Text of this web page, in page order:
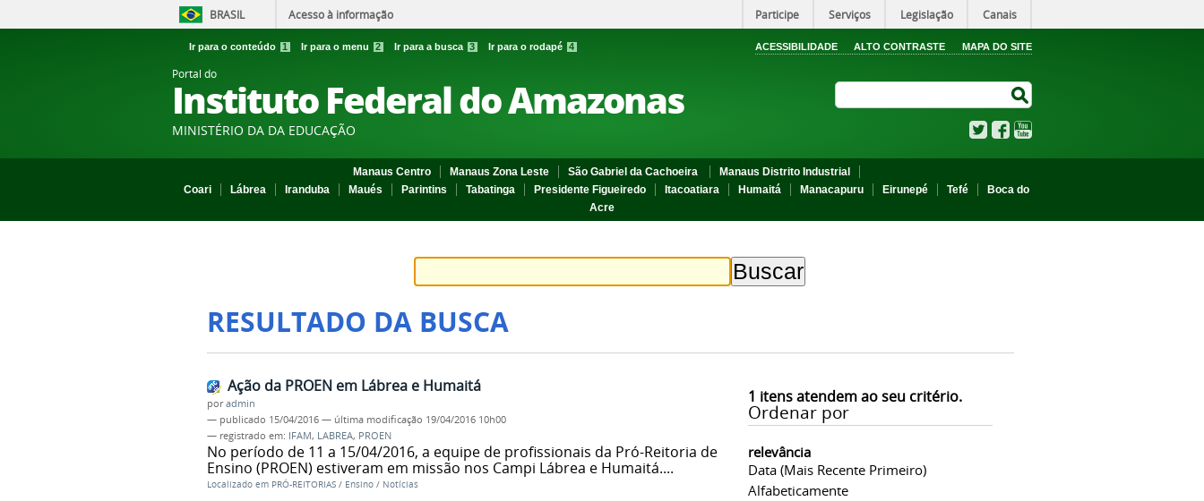
BRASIL Acesso à informação Participe Serviços Legislação Canais
Ir para o conteúdo 1 Ir para o menu 2 Ir para a busca 3 Ir para o rodapé 4 ACESSIBILIDADE ALTO CONTRASTE MAPA DO SITE
Portal do
Instituto Federal do Amazonas
MINISTÉRIO DA DA EDUCAÇÃO TwitterFacebook
Manaus Centro Manaus Zona Leste São Gabriel da Cachoeira
Manaus Distrito Industrial
Coari
Lábrea Iranduba Maués Parintins Tabatinga Presidente Figueiredo Itacoatiara Humaitá Manacapuru Eirunepé Tefé
Boca do
Acre
RESULTADO DA BUSCA
1 itens atendem ao seu critério.
Ordenar por
relevância
Data (mais Recente Primeiro)
Alfabeticamente
Ação da PROEN em Lábrea e Humaitá
poradmin
— publicado 15/04/2016 — última modificação 19/04/2016 10h00
— registrado em: IFAM, LABREA, PROEN
No período de 11 a 15/04/2016, a equipe de profissionais da Pró-Reitoria de
Ensino (PROEN) estiveram em missão nos Campi Lábrea e Humaitá....
Localizado em PRÓ-REITORIAS / Ensino / Notícias